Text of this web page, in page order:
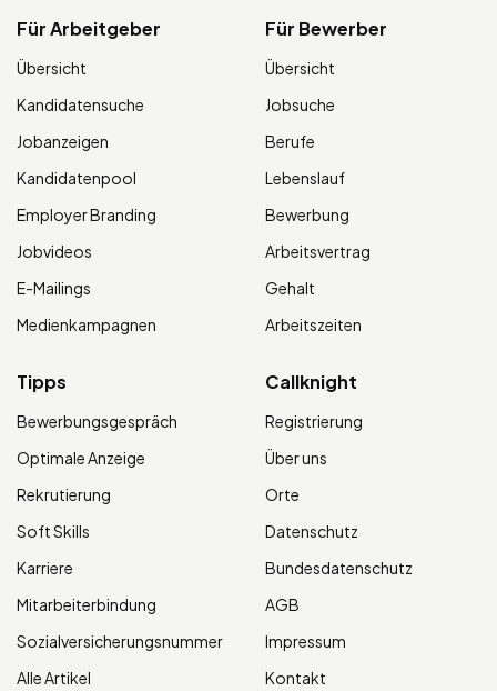
Für Arbeitgeber
Übersicht
Kandidatensuche
Jobanzeigen
Kandidatenpool
Employer Branding
Jobvideos
E-Mailings
Medienkampagnen
Für Bewerber
Übersicht
Jobsuche
Berufe
Lebenslauf
Bewerbung
Arbeitsvertrag
Gehalt
Arbeitszeiten
Tipps
Bewerbungsgespräch
Optimale Anzeige
Rekrutierung
Soft Skills
Karriere
Mitarbeiterbindung
Sozialversicherungsnummer
Alle Artikel
Callknight
Registrierung
Über uns
Orte
Datenschutz
Bundesdatenschutz
AGB
Impressum
Kontakt